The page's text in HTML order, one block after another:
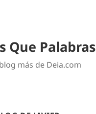
Que Palabras
más de Deia.com